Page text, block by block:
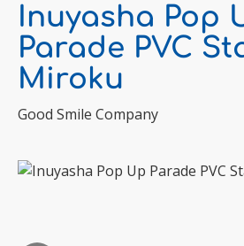
Inuyasha Pop
Parade PVC
Miroku
Good Smile Company
Bildergalerie überspringen